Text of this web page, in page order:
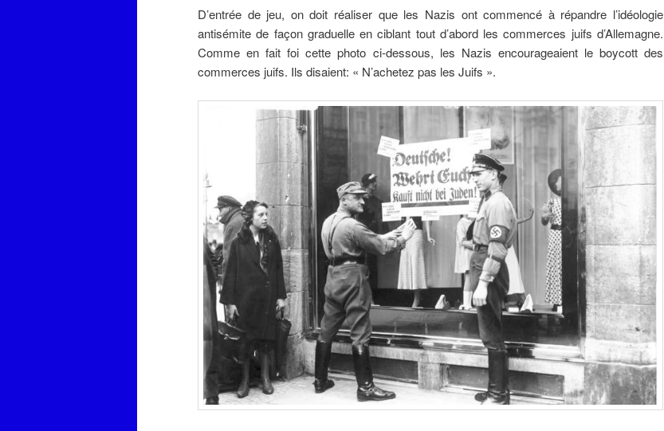
D’entrée de jeu, on doit réaliser que les Nazis ont commencé à répandre l’idéologie
antisémite de façon graduelle en ciblant tout d’abord les commerces juifs d’Allemagne.
Comme en fait foi cette photo ci-dessous, les Nazis encourageaient le boycott des
commerces juifs. Ils disaient: « N’achetez pas les Juifs ».